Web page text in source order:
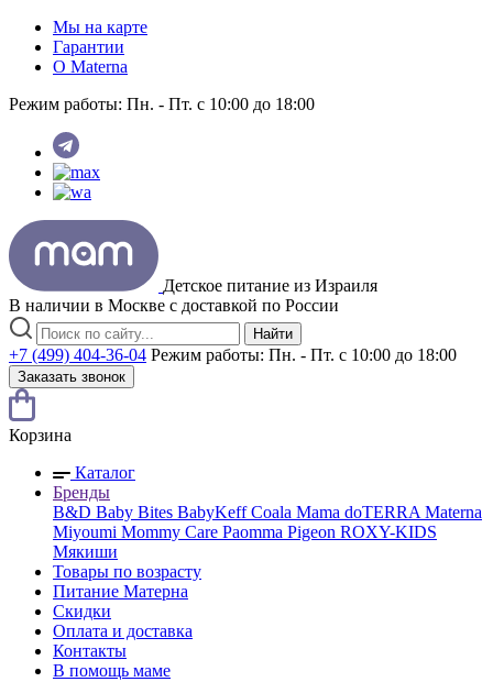
Мы на карте
Гарантии
O Materna
Режим работы: Пн. - Пт. с 10:00 до 18:00
Детское питание из Израиля
В наличии в Москве с доставкой по России
Найти
+7 (499) 404-36-04 Режим работы: Пн. - Пт. с 10:00 до 18:00
Заказать звонок
Корзина
Каталог
Бренды
B&D Baby Bites BabyKeffCoala Mama doTERRA Materna
Miyoumi Mommy Care Paomma Pigeon ROXY-KIDS
Мякиши
Товары по возрасту
Питание Матерна
Скидки
Оплата и доставка
Контакты
В помощь маме